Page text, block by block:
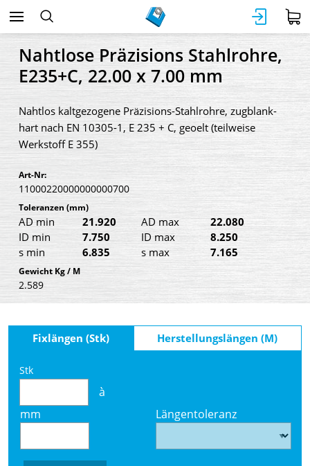
Nahtlose Präzisions Stahlrohre,
E235+C, 22.00 x 7.00 mm
Nahtlos kaltgezogene Präzisions-Stahlrohre, zugblank-
hart nach EN 10305-1, E 235 + C, geoelt (teilweise
Werkstoff E 355)
Art-Nr:
11000220000000000700
Toleranzen (mm)
AD min 21.920 AD max
22.080
ID min
7.750 ID max
8.250
s min
6.835 s max 7.165
Gewicht Kg / M
2.589
Fixlängen (Stk) Herstellungslängen (M)
Stk
à
mm
Längentoleranz